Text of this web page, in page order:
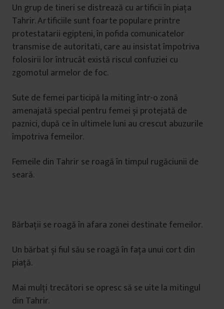
Un grup de tineri se distrează cu artificii în piața
Tahrir. Artificiile sunt foarte populare printre
protestatarii egipteni, în pofida comunicatelor
transmise de autoritati, care au insistat împotriva
folosirii lor întrucât există riscul confuziei cu
zgomotul armelor de foc.
Sute de femei participă la miting într-o zonă
amenajată special pentru femei și protejată de
paznici, după ce în ultimele luni au crescut abuzurile
împotriva femeilor.
Femeile din Tahrir se roagă în timpul rugăciunii de
seară.
Bărbații se roagă în afara zonei destinate femeilor.
Un bărbat și fiul său se roagă în fața unui cort din
piață.
Mai mulți trecători se opresc să se uite la mitingul
din Tahrir.